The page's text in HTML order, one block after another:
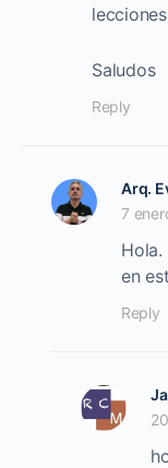
Saludos
Reply
Arq.
7
en
Reply